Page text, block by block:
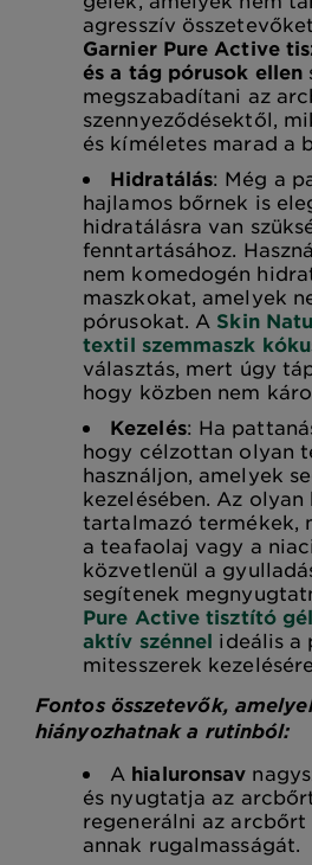
agresszív
Garnier Pure Active
és a tág pórusok ellen
megszabadítani az
szennyeződésektől,
és kíméletes marad a
Hidratálás: Még a
hajlamos bőrnek is
hidratálásra van
fenntartásához.
nem komedogén
maszkokat, amelyek
pórusokat. A Skin
textil szemmaszk
választás, mert úgy
hogy közben nem
Kezelés: Ha
hogy célzottan olyan
használjon, amelyek
kezelésében. Az
tartalmazó termékek,
a teafaolaj vagy a
közvetlenül a
segítenek
Pure Active tisztító
aktív szénnel ideális a
mitesszerek kezelésére.
Fontos összetevők,
hiányozhatnak a rutinból:
A hialuronsav
és nyugtatja az
regenerálni az
annak rugalmasságát.